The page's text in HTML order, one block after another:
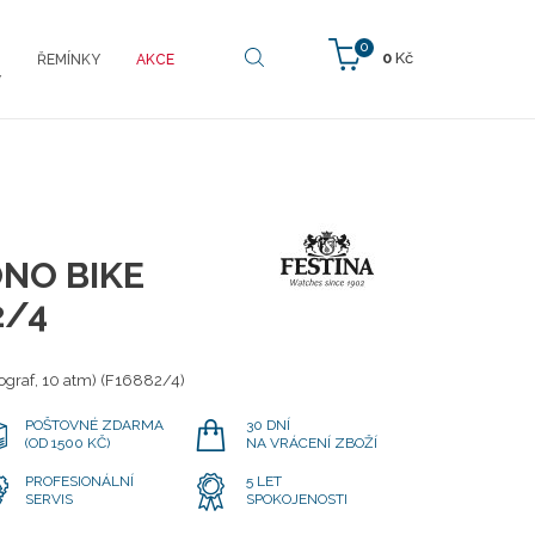
0
0 Kč
ŘEMÍNKY AKCE
BIKE
4
10 atm) (F16882/4)
POŠTOVNÉ ZDARMA
(OD 1500 KČ)
30 DNÍ
NA VRÁCENÍ ZBOŽÍ
PROFESIONÁLNÍ
SERVIS
5 LET
SPOKOJENOSTI